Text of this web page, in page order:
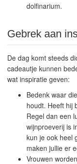
dolfinarium.
Gebrek aan
De dag komt steeds
cadeautje kunnen
wat inspiratie geven:
Bedenk waar
houdt. Heeft hij
Regel dan een
wijnproeverij is
kun je ook heel
maken jullie er
Vrouwen